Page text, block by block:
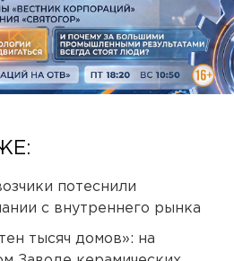
потеснили
с внутреннего рынка
тысяч домов»: на